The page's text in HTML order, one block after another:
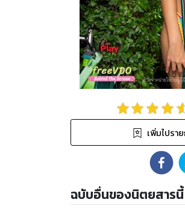
เพิ่มไปรา
ฉบับอื่นของนิตยสารนี้